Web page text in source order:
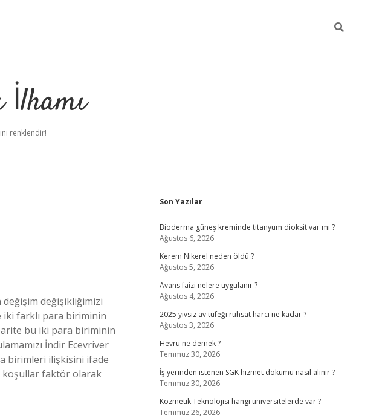
İlhamı
renklendir!
değişikliğimizi
iki farklı para biriminin
bu iki para biriminin
İndir Ecevriver
birimleri ilişkisini ifade
koşullar faktör olarak
Sidebar
Son Yazılar
Bioderma güneş kreminde titanyum dioksit var mı ?
Ağustos 6, 2026
Kerem Nikerel neden öldü ?
Ağustos 5, 2026
Avans faizi nelere uygulanır ?
Ağustos 4, 2026
2025 yivsiz av tüfeği ruhsat harcı ne kadar ?
Ağustos 3, 2026
Hevrü ne demek ?
Temmuz 30, 2026
İş yerinden istenen SGK hizmet dökümü nasıl alınır ?
Temmuz 30, 2026
Kozmetik Teknolojisi hangi üniversitelerde var ?
Temmuz 26, 2026